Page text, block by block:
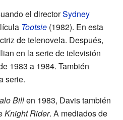
el directorSydney
Tootsie (1982). En esta
de telenovela. Después,
en la serie de televisión
1983 a 1984. También
serie.
Billen 1983, Davis también
Knight Rider. A mediados de